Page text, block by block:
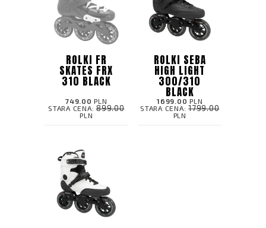
ROLKI FR
SKATES FRX
310 BLACK
749.00 PLN
STARA CENA: 899.00
PLN
ROLKI SEBA
HIGH LIGHT
300/310
BLACK
1699.00 PLN
STARA CENA:1799.00
PLN